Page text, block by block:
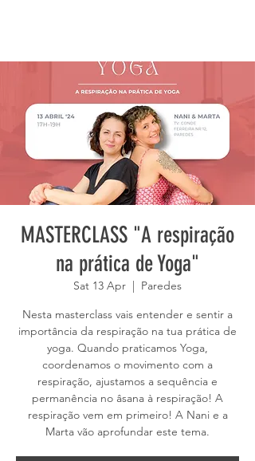
MASTERCLASS "A respiração
na prática de Yoga"
Sat 13 Apr
  |
Paredes
Nesta masterclass vais entender e sentir a
importância da respiração na tua prática de
yoga. Quando praticamos Yoga,
coordenamos o movimento com a
respiração, ajustamos a sequência e
permanência no âsana à respiração! A
respiração vem em primeiro! A Nani e a
Marta vão aprofundar este tema.